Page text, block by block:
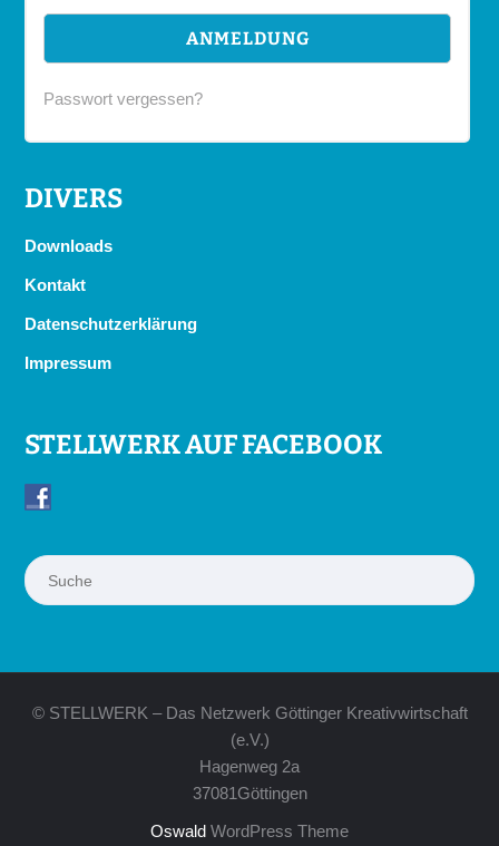
Passwort vergessen?
DIVERS
Downloads
Kontakt
Datenschutzerklärung
Impressum
STELLWERK AUF FACEBOOK
Suchen
© STELLWERK – Das Netzwerk Göttinger Kreativwirtschaft
(e.V.)
Hagenweg 2a
37081Göttingen
Oswald WordPress Theme